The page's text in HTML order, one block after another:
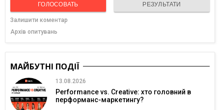
ГОЛОСОВАТЬ РЕЗУЛЬТАТИ
Залишити коментар
Архів опитувань
МАЙБУТНІ ПОДІЇ
13.08.2026
Performance vs. Creative: хто головний в
перформанс-маркетингу?